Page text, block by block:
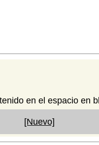
en el espacio en
[Nuevo]